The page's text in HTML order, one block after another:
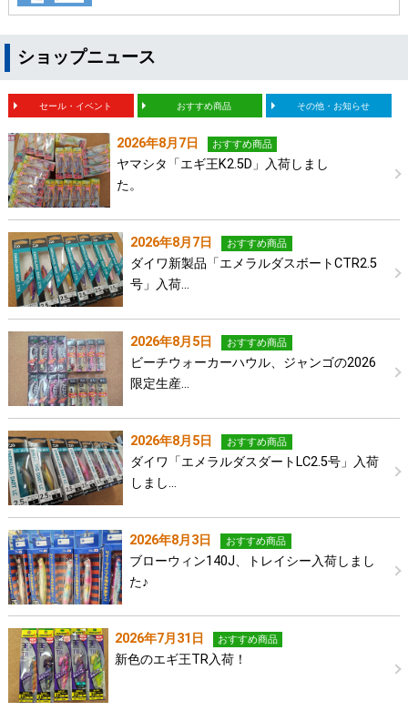
ショップニュース
セール・イベント おすすめ商品 その他・お知らせ
2026年8月7日 おすすめ商品
ヤマシタ「エギ王K2.5D」入荷しまし
た。
2026年8月7日 おすすめ商品
ダイワ新製品「エメラルダスボートCTR2.5
号」入荷…
2026年8月5日 おすすめ商品
ビーチウォーカーハウル、ジャンゴの2026
限定生産…
2026年8月5日 おすすめ商品
ダイワ「エメラルダスダートLC2.5号」入荷
しまし…
2026年8月3日 おすすめ商品
ブローウィン140J、トレイシー入荷しまし
た♪
2026年7月31日 おすすめ商品
新色のエギ王TR入荷！